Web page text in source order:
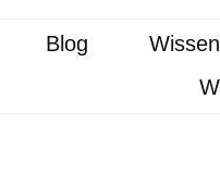
Blog